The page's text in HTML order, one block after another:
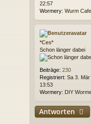
22:57
Wormery: Wurm Cafe
*Ces*
Schon länger dabei
Beiträge: 230
Registriert: Sa 3. Mär
13:53
Wormery: DIY
Antworten